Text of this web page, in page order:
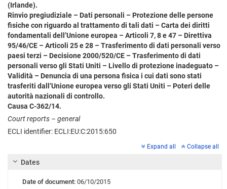
(Irlande).
Rinvio pregiudiziale – Dati personali – Protezione delle persone
fisiche con riguardo al trattamento di tali dati – Carta dei diritti
fondamentali dell’Unione europea – Articoli 7, 8 e 47 – Direttiva
95/46/CE – Articoli 25 e 28 – Trasferimento di dati personali verso
paesi terzi – Decisione 2000/520/CE – Trasferimento di dati
personali verso gli Stati Uniti – Livello di protezione inadeguato –
Validità – Denuncia di una persona fisica i cui dati sono stati
trasferiti dall’Unione europea verso gli Stati Uniti – Poteri delle
autorità nazionali di controllo.
Causa C-362/14.
Court reports – general
ECLI identifier: ECLI:EU:C:2015:650
Expand all Collapse all
Dates
Date of document: 06/10/2015